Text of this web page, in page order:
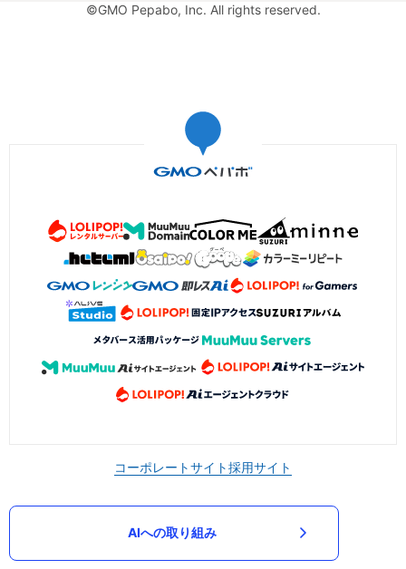
©GMO Pepabo, Inc. All rights reserved.
コーポレートサイト採用サイト
AIへの取り組み